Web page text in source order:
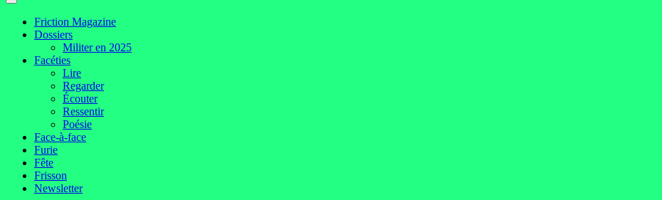
Friction Magazine
Dossiers
Militer en 2025
Facéties
Lire
Regarder
Écouter
Ressentir
Poésie
Face-à-face
Furie
Fête
Frisson
Newsletter